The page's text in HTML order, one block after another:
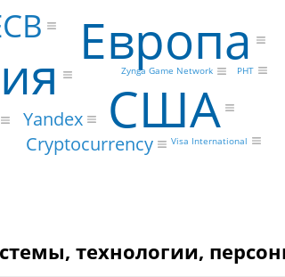
США
Европа
Yandex
Cryptocurrency
РНТ
Zynga Game Network
Visa International
технологии,